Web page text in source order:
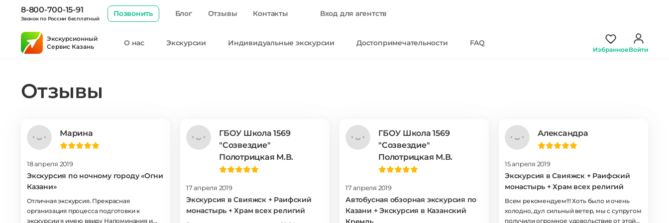
8-800-700-15-91
Звонок по России бесплатный
Позвонить Блог Отзывы Контакты Вход для агентств
Экскурсионный
Сервис Казань
О нас Экскурсии Индивидуальные экскурсии Достопримечательности FAQ
ИзбранноеВойти
Отзывы
Марина
18 апреля 2019
Экскурсия по ночному городу «Огни
Казани»
Отличная экскурсия. Прекрасная
организация процесса подготовки к
экскурсии я имею ввиду Напоминания и
ГБОУ Школа 1569
"Созвездие"
Полотрицкая М.В.
17 апреля 2019
Экскурсия в Свияжск + Раифский
монастырь + Храм всех религий
ГБОУ Школа 1569
"Созвездие"
Полотрицкая М.В.
17 апреля 2019
Автобусная обзорная экскурсия по
Казани + Экскурсия в Казанский
Александра
15 апреля 2019
Экскурсия в Свияжск + Раифский
монастырь + Храм всех религий
Всем рекомендуем!!! Хоть было и очень
холодно, дул сильный ветер, мы с супругом
получили огромное удовольствие от этой